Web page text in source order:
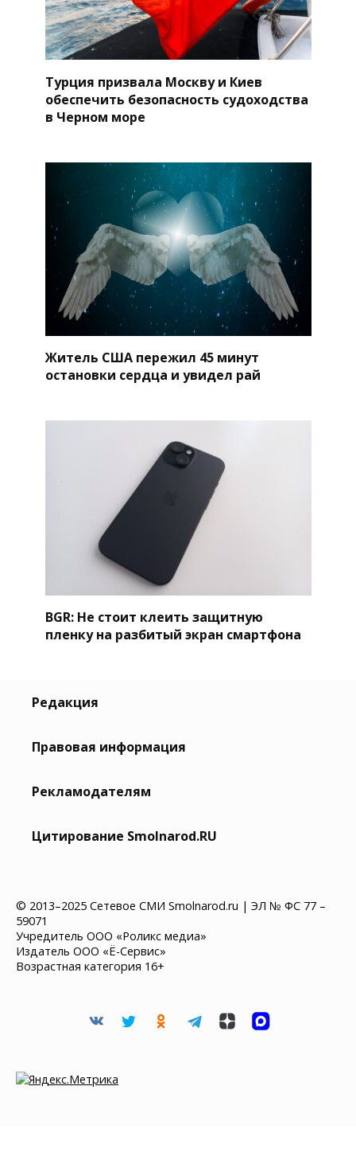
Турция призвала Москву и Киев
обеспечить безопасность судоходства
в Черном море
Житель США пережил 45 минут
остановки сердца и увидел рай
BGR: Не стоит клеить защитную
пленку на разбитый экран смартфона
Редакция
Правовая информация
Рекламодателям
Цитирование Smolnarod.RU
© 2013–2025 Сетевое СМИ Smolnarod.ru | ЭЛ № ФС 77 –
59071
Учредитель ООО «Роликс медиа»
Издатель ООО «Ё-Сервис»
Возрастная категория 16+